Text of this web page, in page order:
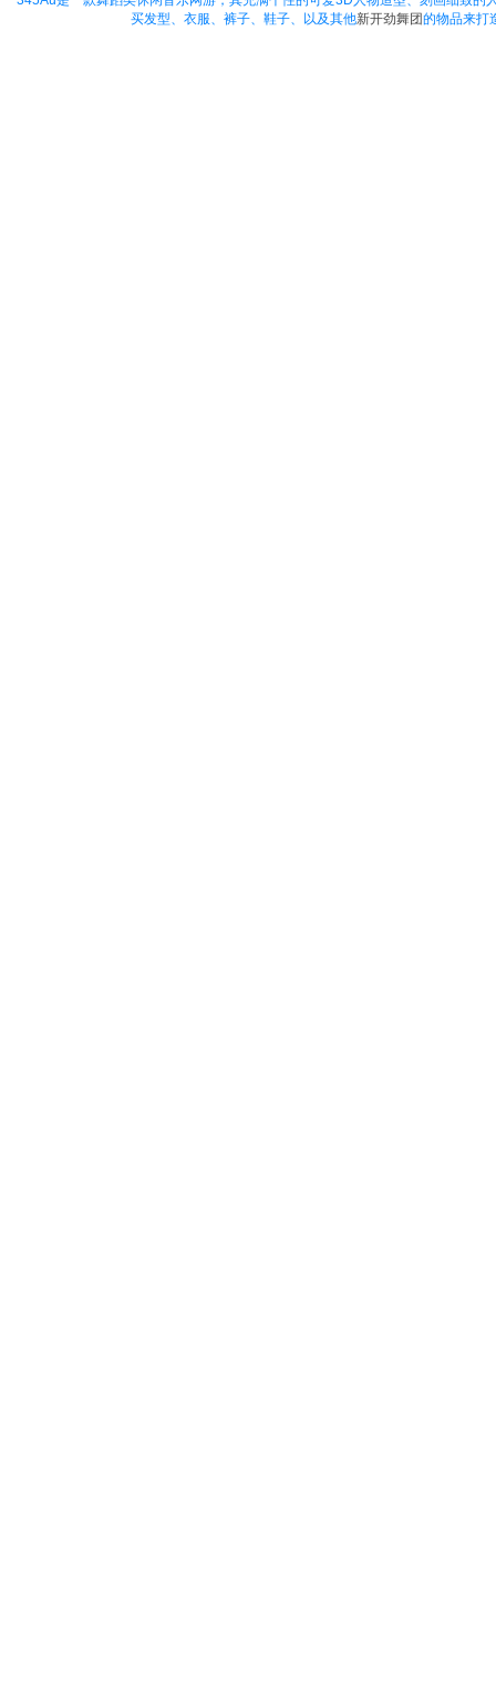
买发型、衣服、裤子、鞋子、以及其他新开劲舞团的物品来打